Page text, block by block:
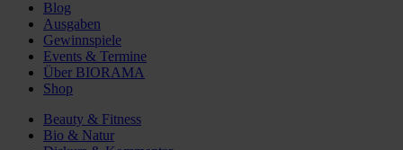
Blog
Ausgaben
Gewinnspiele
Events & Termine
Über BIORAMA
Shop
Beauty & Fitness
Bio & Natur